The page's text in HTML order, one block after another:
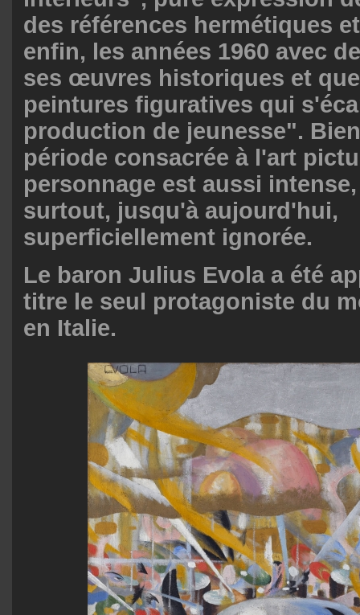
des références hermétiques
enfin, les années 1960 avec
ses œuvres historiques et
peintures figuratives qui
production de jeunesse".
période consacrée à l'art
personnage est aussi
surtout, jusqu'à aujourd'hui,
superficiellement ignorée.
Le baron Julius Evola a été
titre le seul protagoniste du
en Italie.